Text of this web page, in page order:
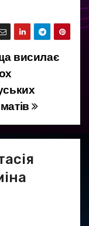
висилає